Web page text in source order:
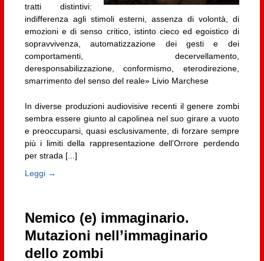
tratti distintivi:
indifferenza agli stimoli esterni, assenza di volontà, di
emozioni e di senso critico, istinto cieco ed egoistico di
sopravvivenza, automatizzazione dei gesti e dei
comportamenti, decervellamento,
deresponsabilizzazione, conformismo, eterodirezione,
smarrimento del senso del reale» Livio Marchese
In diverse produzioni audiovisive recenti il genere zombi
sembra essere giunto al capolinea nel suo girare a vuoto
e preoccuparsi, quasi esclusivamente, di forzare sempre
più i limiti della rappresentazione dell’Orrore perdendo
per strada [...]
Leggi →
Nemico (e) immaginario.
Mutazioni nell’immaginario
dello zombi